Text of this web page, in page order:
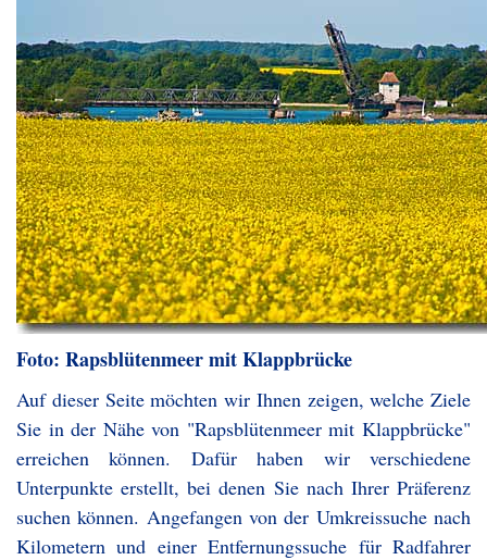
Foto: Rapsblütenmeer mit Klappbrücke
Auf dieser Seite möchten wir Ihnen zeigen, welche Ziele
Sie in der Nähe von "Rapsblütenmeer mit Klappbrücke"
erreichen können. Dafür haben wir verschiedene
Unterpunkte erstellt, bei denen Sie nach Ihrer Präferenz
suchen können. Angefangen von der Umkreissuche nach
Kilometern und einer Entfernungssuche für Radfahrer